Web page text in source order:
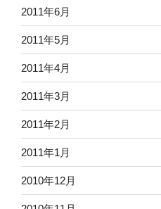
2011年6月
2011年5月
2011年4月
2011年3月
2011年2月
2011年1月
2010年12月